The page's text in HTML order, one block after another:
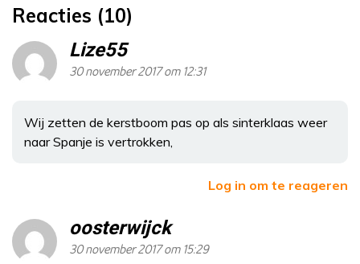
Reacties (10)
Lize55
30 november 2017 om 12:31
Wij zetten de kerstboom pas op als sinterklaas weer
naar Spanje is vertrokken,
Log in om te reageren
oosterwijck
30 november 2017 om 15:29